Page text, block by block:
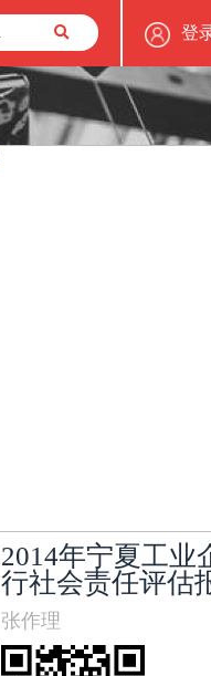
登
2014年宁夏工业
行社会责任评估
张作理